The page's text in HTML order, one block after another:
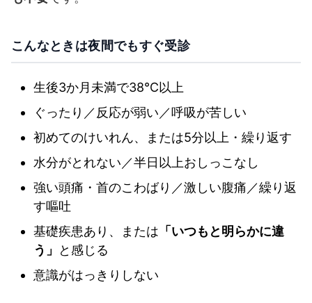
こんなときは夜間でもすぐ受診
生後3か月未満で38℃以上
ぐったり／反応が弱い／呼吸が苦しい
初めてのけいれん、または5分以上・繰り返す
水分がとれない／半日以上おしっこなし
強い頭痛・首のこわばり／激しい腹痛／繰り返
す嘔吐
基礎疾患あり、または 「いつもと明らかに違
う」
と感じる
意識がはっきりしない